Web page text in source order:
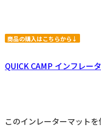
商品の購入はこちらから↓
QUICK CAMP インフレー
このインレーターマット